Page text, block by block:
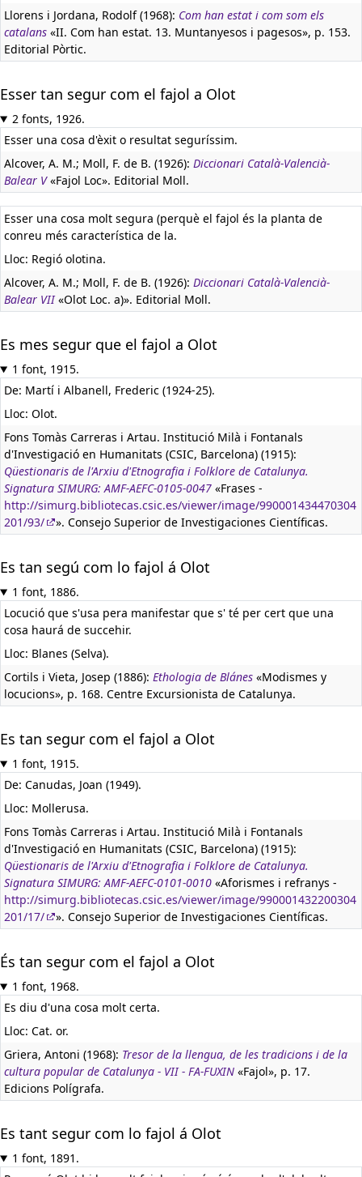
Llorens i Jordana, Rodolf (1968): Com han estat i com som els
catalans «II. Com han estat. 13. Muntanyesos i pagesos», p. 153.
Editorial Pòrtic.
Esser tan segur com el fajol a Olot
2 fonts, 1926.
Esser una cosa d'èxit o resultat seguríssim.
Alcover, A. M.; Moll, F. de B. (1926): Diccionari Català-Valencià-
Balear V«Fajol Loc». Editorial Moll.
Esser una cosa molt segura (perquè el fajol és la planta de
conreu més característica de la.
Lloc: Regió olotina.
Alcover, A. M.; Moll, F. de B. (1926): Diccionari Català-Valencià-
Balear VII«Olot Loc. a)». Editorial Moll.
Es mes segur que el fajol a Olot
1 font, 1915.
De: Martí i Albanell, Frederic (1924-25).
Lloc: Olot.
Fons Tomàs Carreras i Artau. Institució Milà i Fontanals
d'Investigació en Humanitats (CSIC, Barcelona) (1915):
Qüestionaris de l'Arxiu d'Etnografia i Folklore de Catalunya.
Signatura SIMURG: AMF-AEFC-0105-0047 «Frases -
http://simurg.bibliotecas.csic.es/viewer/image/990001434470304
201/93/
». Consejo Superior de Investigaciones Científicas.
Es tan segú com lo fajol á Olot
1 font, 1886.
Locució que s'usa pera manifestar que s' té per cert que una
cosa haurá de succehir.
Lloc: Blanes (Selva).
Cortils i Vieta, Josep (1886): Ethologia de Blánes «Modismes y
locucions», p. 168. Centre Excursionista de Catalunya.
Es tan segur com el fajol a Olot
1 font, 1915.
De: Canudas, Joan (1949).
Lloc: Mollerusa.
Fons Tomàs Carreras i Artau. Institució Milà i Fontanals
d'Investigació en Humanitats (CSIC, Barcelona) (1915):
Qüestionaris de l'Arxiu d'Etnografia i Folklore de Catalunya.
Signatura SIMURG: AMF-AEFC-0101-0010 «Aforismes i refranys -
http://simurg.bibliotecas.csic.es/viewer/image/990001432200304
201/17/
». Consejo Superior de Investigaciones Científicas.
És tan segur com el fajol a Olot
1 font, 1968.
Es diu d'una cosa molt certa.
Lloc: Cat. or.
Griera, Antoni (1968): Tresor de la llengua, de les tradicions i de la
cultura popular de Catalunya - VII - FA-FUXIN «Fajol», p. 17.
Edicions Polígrafa.
Es tant segur com lo fajol á Olot
1 font, 1891.